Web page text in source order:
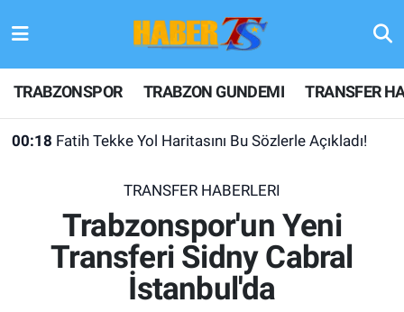
TRABZONSPOR TRABZON GUNDEMI TRANSFER
00:18 Fatih Tekke Yol Haritasını Bu Sözlerle Açıkladı!
TRANSFER HABERLERI
Trabzonspor'un Yeni
Transferi Sidny Cabral
İstanbul'da
TRABZONSPOR
TRABZON GUNDEMI
KULİS MEYDANI
1461 TRABZON
Hava Durumu
Trafik Durumu
Son Dakika Haberleri
Haber Arşivi